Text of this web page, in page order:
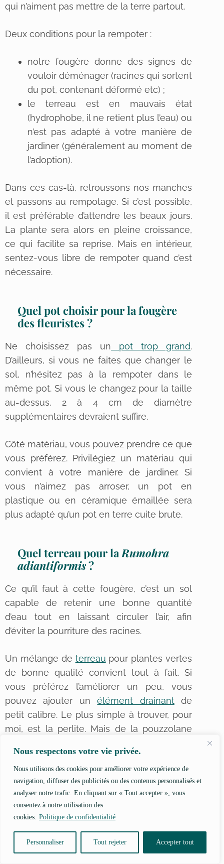
Nous respectons votre vie privée.
Nous utilisons des cookies pour améliorer votre expérience de
navigation, diffuser des publicités ou des contenus personnalisés et
analyser notre trafic. En cliquant sur « Tout accepter », vous
consentez à notre utilisation des
cookies. Politique de confidentialité
Personnaliser Tout rejeter Accepter tout
qui n’aiment pas mettre de la terre partout.
Deux conditions pour la rempoter :
notre fougère donne des signes de
vouloir déménager (racines qui sortent
du pot, contenant déformé etc) ;
le terreau est en mauvais état
(hydrophobe, il ne retient plus l’eau) ou
n’est pas adapté à votre manière de
jardiner (généralement au moment de
l’adoption).
Dans ces cas-là, retroussons nos manches
et passons au rempotage. Si c’est possible,
il est préférable d’attendre les beaux jours.
La plante sera alors en pleine croissance,
ce qui facilite sa reprise. Mais en intérieur,
sentez-vous libre de rempoter quand c’est
nécessaire.
Quel pot choisir pour la fougère
des fleuristes ?
Ne choisissez pas un pot trop grand.
D’ailleurs, si vous ne faites que changer le
sol, n’hésitez pas à la rempoter dans le
même pot. Si vous le changez pour la taille
au-dessus, 2 à 4 cm de diamètre
supplémentaires devraient suffire.
Côté matériau, vous pouvez prendre ce que
vous préférez. Privilégiez un matériau qui
convient à votre manière de jardiner. Si
vous n’aimez pas arroser, un pot en
plastique ou en céramique émaillée sera
plus adapté qu’un pot en terre cuite brute.
Quel terreau pour laRumohra
adiantiformis?
Ce qu’il faut à cette fougère, c’est un sol
capable de retenir une bonne quantité
d’eau tout en laissant circuler l’air, afin
d’éviter la pourriture des racines.
Un mélange de terreau pour plantes vertes
de bonne qualité convient tout à fait. Si
vous préférez l’améliorer un peu, vous
pouvez ajouter unélément drainantde
petit calibre. Le plus simple à trouver, pour
moi, est la perlite. Mais de la pouzzolane
l’affaire. Visez un ratio de 20 % de drainage
pour 80 % de terreau maximum. Plus de
drainage et vous allez passer votre temps à
arroser cet été.
spécifique, retenez bien qu’il faut que le sol
reste frais. Vous pouvez trouver des